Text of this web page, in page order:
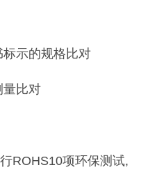
示的规格比对
量比对
ROHS10项环保测试,